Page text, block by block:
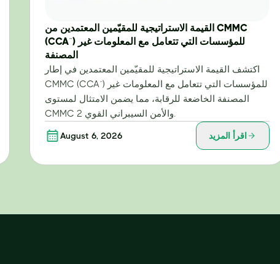
القيمة الاستراتيجية للمقيّمين المعتمدين من CMMC
(CCA™) للمؤسسات التي تتعامل مع المعلومات غير
المصنفة
اكتشف القيمة الاستراتيجية للمقيّمين المعتمدين في إطار
CMMC (CCA™) للمؤسسات التي تتعامل مع المعلومات غير
المصنفة الخاضعة للرقابة، مما يضمن الامتثال لمستوى
CMMC 2 والأمن السيبراني القوي.
August 6, 2026 اقرأ المزيد